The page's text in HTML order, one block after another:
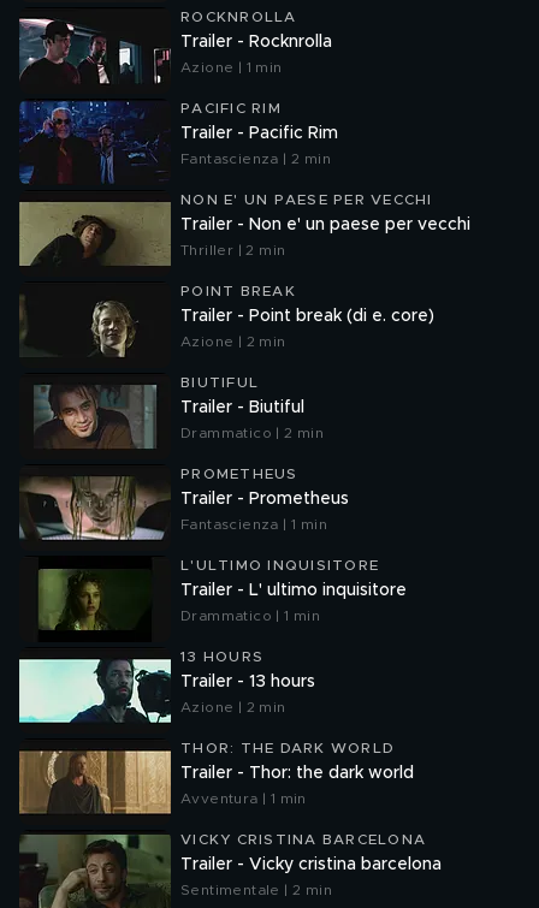
ROCKNROLLA
Trailer - Rocknrolla
Azione | 1 min
PACIFIC RIM
Trailer - Pacific Rim
Fantascienza | 2 min
NON E' UN PAESE PER VECCHI
Trailer - Non e' un paese per vecchi
Thriller | 2 min
POINT BREAK
Trailer - Point break (di e. core)
Azione | 2 min
BIUTIFUL
Trailer - Biutiful
Drammatico | 2 min
PROMETHEUS
Trailer - Prometheus
Fantascienza | 1 min
L'ULTIMO INQUISITORE
Trailer - L' ultimo inquisitore
Drammatico | 1 min
13 HOURS
Trailer - 13 hours
Azione | 2 min
THOR: THE DARK WORLD
Trailer - Thor: the dark world
Avventura | 1 min
VICKY CRISTINA BARCELONA
Trailer - Vicky cristina barcelona
Sentimentale | 2 min